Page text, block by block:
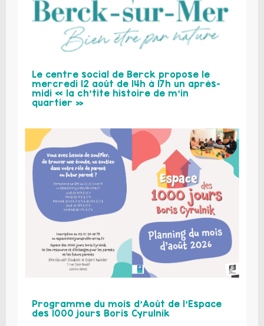
Le centre social de Berck propose le
mercredi 12 août de 14h à 17h un après-
midi « la ch’tite histoire de m’in
quartier »
Programme du mois d’Août de l’Espace
des 1000 jours Boris Cyrulnik